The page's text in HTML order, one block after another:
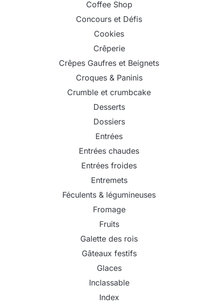
Coffee Shop
Concours et Défis
Cookies
Crêperie
Crêpes Gaufres et Beignets
Croques & Paninis
Crumble et crumbcake
Desserts
Dossiers
Entrées
Entrées chaudes
Entrées froides
Entremets
Féculents & légumineuses
Fromage
Fruits
Galette des rois
Gâteaux festifs
Glaces
Inclassable
Index